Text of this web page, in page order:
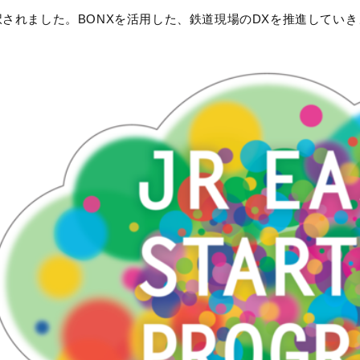
されました。BONXを活用した、鉄道現場のDXを推進してい